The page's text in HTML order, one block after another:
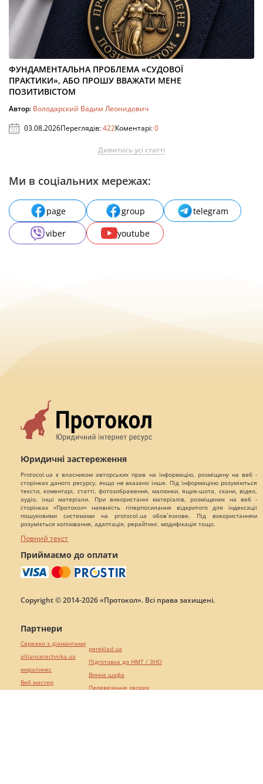
ФУНДАМЕНТАЛЬНА ПРОБЛЕМА «СУДОВОЇ
ПРАКТИКИ», АБО ПРОШУ ВВАЖАТИ МЕНЕ
ПОЗИТИВІСТОМ
Автор: Володарский Вадим Леонидович
03.08.2026Переглядів:422Коментарі:0
Дивитись усі статті
Ми в соціальних мережах:
page group
telegram
viber
youtube
Юридичні застереження
Protocol.ua є власником авторських прав на інформацію, розміщену на веб -
сторінках даного ресурсу, якщо не вказано інше. Під інформацією розуміються
тексти, коментарі, статті, фотозображення, малюнки, ящик-шота, скани, відео,
аудіо, інші матеріали. При використанні матеріалів, розміщених на веб -
сторінках «Протокол» наявність гіперпосилання відкритого для індексації
пошуковими системами на protocol.ua обов`язкове. Під використанням
розуміється копіювання, адаптація, рерайтинг, модифікація тощо.
Повний текст
Приймаємо до оплати
Copyright © 2014-2026 «Протокол». Всі права захищені.
Партнери
Сережки з діамантами
alliancetechnika.ua
миралинкс
Веб мастер
pereklad.ua
Підготовка до НМТ / ЗНО
Винна шафа
Перевезення хворих